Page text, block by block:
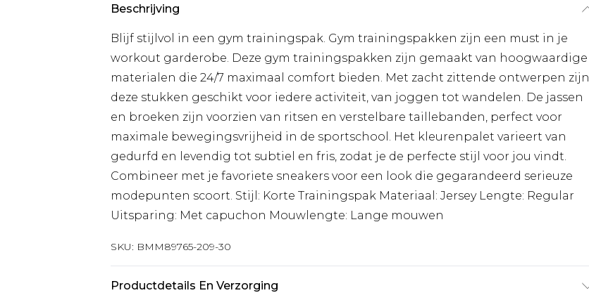
Beschrijving
Blijf stijlvol in een gym trainingspak. Gym trainingspakken zijn een must in je
workout garderobe. Deze gym trainingspakken zijn gemaakt van hoogwaardige
materialen die 24/7 maximaal comfort bieden. Met zacht zittende ontwerpen zijn
deze stukken geschikt voor iedere activiteit, van joggen tot wandelen. De jassen
en broeken zijn voorzien van ritsen en verstelbare taillebanden, perfect voor
maximale bewegingsvrijheid in de sportschool. Het kleurenpalet varieert van
gedurfd en levendig tot subtiel en fris, zodat je de perfecte stijl voor jou vindt.
Combineer met je favoriete sneakers voor een look die gegarandeerd serieuze
modepunten scoort. Stijl: Korte Trainingspak Materiaal: Jersey Lengte: Regular
Uitsparing: Met capuchon Mouwlengte: Lange mouwen
SKU: BMM89765-209-30
Productdetails En Verzorging